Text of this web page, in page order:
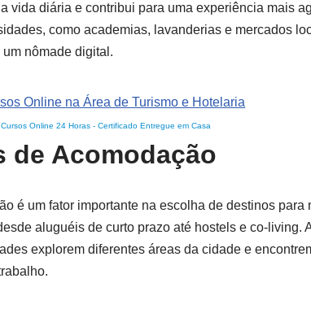
vida diária e contribui para uma experiência mais
como academias, lavanderias e mercados
nômade digital.
Cursos Online 24 Horas- Certificado Entregue em Casa
de Acomodação
é um fator importante na escolha de destinos
aluguéis de curto prazo até hostels e co-living.
explorem diferentes áreas da cidade e